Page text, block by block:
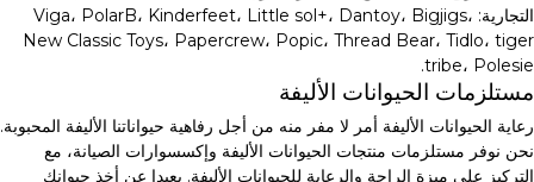
التجارية: Viga، PolarB، Kinderfeet، Little sol+، Dantoy، Bigjigs،
New Classic Toys، Papercrew، Popic، Thread Bear، Tidlo، tiger
tribe، Polesie.
مستلزمات الحيوانات الأليفة
رعاية الحيوانات الأليفة أمر لا مفر منه من أجل رفاهية حيواناتنا الأليفة المحبوبة.
نحن نوفر مستلزمات منتجات الحيوانات الأليفة وإكسسوارات الصيانة، مع
التركيز على ميزة الراحة والرعاية للحيوانات الأليفة. بعيدا عن أخذ حيوانك